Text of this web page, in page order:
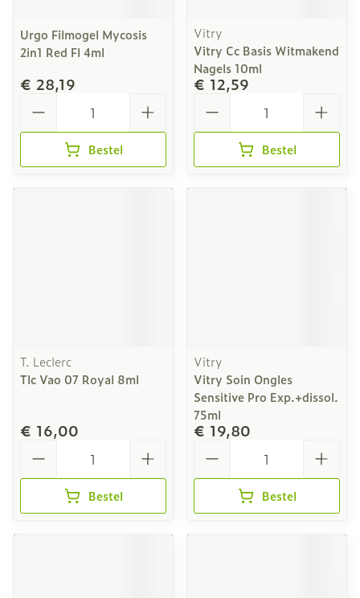
Urgo Filmogel Mycosis
2in1 Red Fl 4ml
€ 28,19
Bestel
Vitry
Vitry Cc Basis Witmakend
Nagels 10ml
€ 12,59
Bestel
T. Leclerc
Tlc Vao 07 Royal 8ml
€ 16,00
Bestel
Vitry
Vitry Soin Ongles
Sensitive Pro Exp.+dissol.
75ml
€ 19,80
Bestel